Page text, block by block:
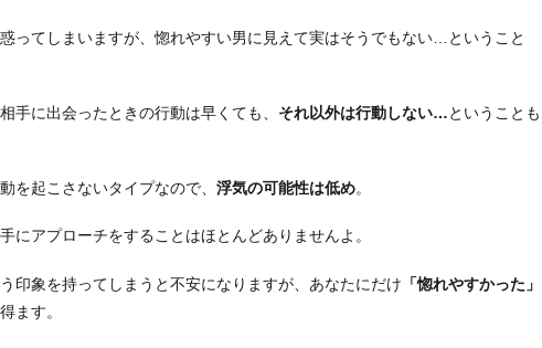
ってしまいますが、惚れやすい男に見えて実はそうでもない…ということ
手に出会ったときの行動は早くても、 それ以外は行動しない…ということも
を起こさないタイプなので、 浮気の可能性は低め。
にアプローチをすることはほとんどありませんよ。
印象を持ってしまうと不安になりますが、あなたにだけ 「惚れやすかった」
ます。